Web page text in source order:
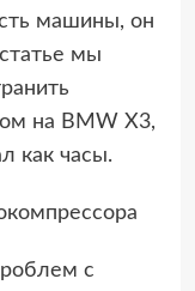
машины, он
мы
на BMW X3,
как часы.
с